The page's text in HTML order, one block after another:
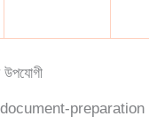
preparation